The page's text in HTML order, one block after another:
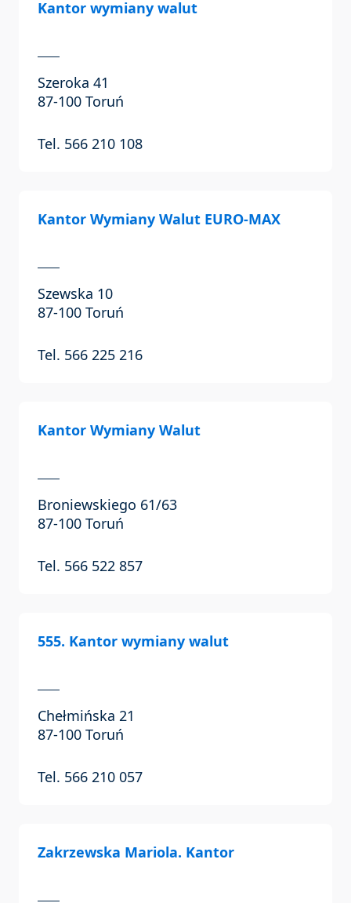
Kantor wymiany walut
Szeroka 41
87-100 Toruń
Tel. 566 210 108
Kantor Wymiany Walut EURO-MAX
Szewska 10
87-100 Toruń
Tel. 566 225 216
Kantor Wymiany Walut
Broniewskiego 61/63
87-100 Toruń
Tel. 566 522 857
555. Kantor wymiany walut
Chełmińska 21
87-100 Toruń
Tel. 566 210 057
Zakrzewska Mariola. Kantor